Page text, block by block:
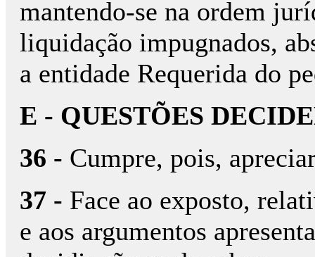
mantendo-se na ordem
liquidação impugnados,
a entidade Requerida do
E - QUESTÕES
36 - Cumpre, pois,
37 - Face ao exposto,
e aos argumentos